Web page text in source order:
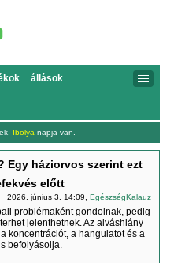
állások
Ibolya napja van.
Egy háziorvos szerint ezt
előtt
2026. június 3. 14:09,EgészségKalauz
problémaként gondolnak, pedig
jelenthetnek. Az alváshiány
koncentrációt, a hangulatot és a
befolyásolja.